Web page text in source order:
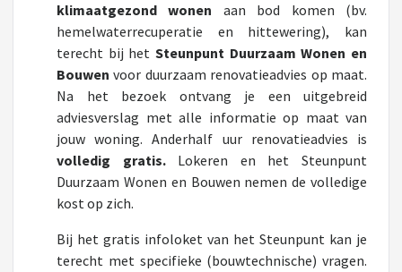
klimaatgezond wonen aan bod komen (bv.
hemelwaterrecuperatie en hittewering), kan
terecht bij het Steunpunt Duurzaam Wonen en
Bouwen voor duurzaam renovatieadvies op maat.
Na het bezoek ontvang je een uitgebreid
adviesverslag met alle informatie op maat van
jouw woning. Anderhalf uur renovatieadvies is
volledig gratis.Lokeren en het Steunpunt
Duurzaam Wonen en Bouwen nemen de volledige
kost op zich.
Bij het gratis infoloket van het Steunpunt kan je
terecht met specifieke (bouwtechnische) vragen.